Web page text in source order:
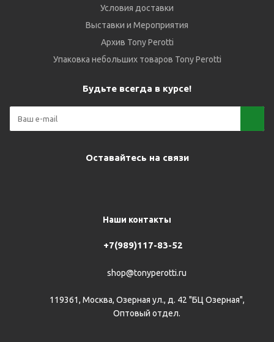
Условия доставки
Выставки и Мероприятия
Архив Tony Perotti
Упаковка небольших товаров Tony Perotti
Будьте всегда в курсе!
Оставайтесь на связи
Наши контакты
+7(989)117-83-52
shop@tonyperotti.ru
119361, Москва, Озерная ул., д. 42 "БЦ Озерная",
Оптовый отдел.